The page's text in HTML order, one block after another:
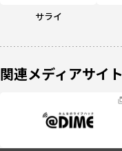
サライ
関連メディアサイト